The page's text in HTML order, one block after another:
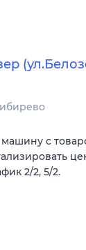
с
2/2, 5/2.